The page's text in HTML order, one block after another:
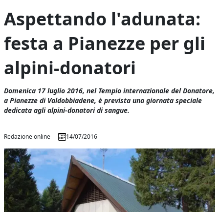
Aspettando l'adunata:
festa a Pianezze per gli
alpini-donatori
Domenica 17 luglio 2016, nel Tempio internazionale del Donatore,
a Pianezze di Valdobbiadene, è prevista una giornata speciale
dedicata agli alpini-donatori di sangue.
Redazione online 14/07/2016